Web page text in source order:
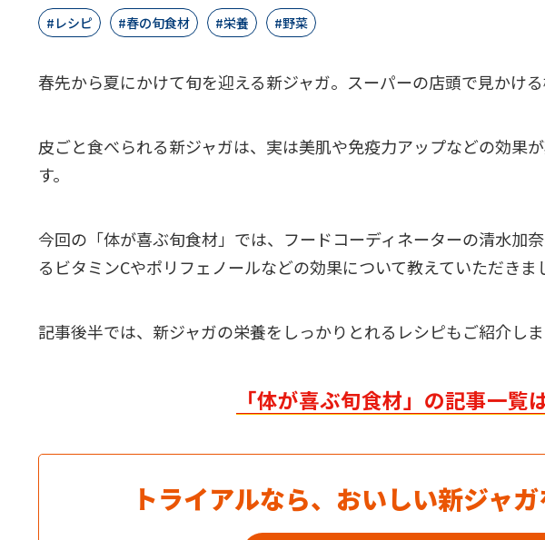
レシピ 春の旬食材 栄養 野菜
春先から夏にかけて旬を迎える新ジャガ。スーパーの店頭で見かけ
皮ごと食べられる新ジャガは、実は美肌や免疫力アップなどの効果
す。
今回の「体が喜ぶ旬食材」では、フードコーディネーターの清水加
るビタミンCやポリフェノールなどの効果について教えていただきま
記事後半では、新ジャガの栄養をしっかりとれるレシピもご紹介しま
「体が喜ぶ旬食材」の記事一覧
トライアルなら、おいしい新ジャ